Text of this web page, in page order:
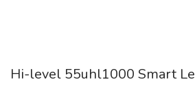
Hi-level 55uhl1000 Smart